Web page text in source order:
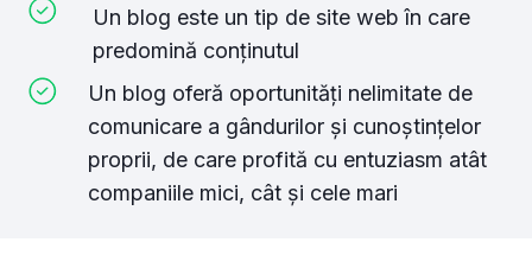
Un blog este un tip de site web în care
predomină conținutul
Un blog oferă oportunități nelimitate de
comunicare a gândurilor și cunoștințelor
proprii, de care profită cu entuziasm atât
companiile mici, cât și cele mari